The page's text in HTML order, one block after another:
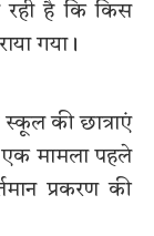
है कि किस
गया।
की छात्राएं
मामला पहले
प्रकरण की